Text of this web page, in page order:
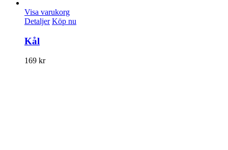
Visa varukorg
Detaljer Köp nu
Kål
169 kr